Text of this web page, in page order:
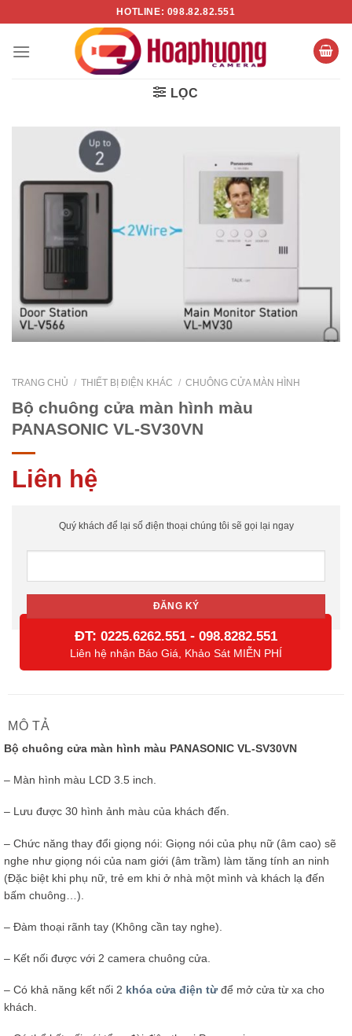
nội
HOTLINE: 098.82.82.551
LỌC
TRANG CHỦ / THIẾT BỊ ĐIỆN KHÁC / CHUÔNG CỬA MÀN HÌNH
Bộ chuông cửa màn hình màu
PANASONIC VL-SV30VN
Liên hệ
Quý khách để lại số điện thoại chúng tôi sẽ gọi lại ngay
ĐT: 0225.6262.551 - 098.8282.551
Liên hệ nhận Báo Giá, Khảo Sát MIỄN PHÍ
MÔ TẢ
Bộ chuông cửa màn hình màu PANASONIC VL-SV30VN
– Màn hình màu LCD 3.5 inch.
– Lưu được 30 hình ảnh màu của khách đến.
– Chức năng thay đổi giọng nói: Giọng nói của phụ nữ (âm cao) sẽ
nghe như giọng nói của nam giới (âm trầm) làm tăng tính an ninh
(Đặc biệt khi phụ nữ, trẻ em khi ở nhà một mình và khách lạ đến
bấm chuông…).
– Đàm thoại rãnh tay (Không cần tay nghe).
– Kết nối được với 2 camera chuông cửa.
– Có khả năng kết nối 2 khóa cửa điện từđể mở cửa từ xa cho
khách.